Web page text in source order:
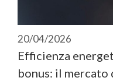
20/04/2026
Efficienza
bonus: il mercato